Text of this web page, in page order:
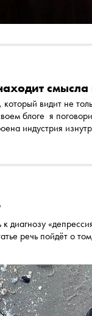
видит не
блоге я
индустрия
диагнозу
речь пойдёт о